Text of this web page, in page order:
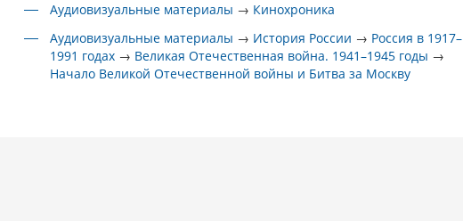
Аудиовизуальные материалы → Кинохроника
Аудиовизуальные материалы → История России → Россия в 1917–
1991 годах → Великая Отечественная война. 1941–1945 годы →
Начало Великой Отечественной войны и Битва за Москву